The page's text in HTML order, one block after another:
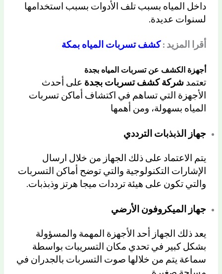
داخل المياه بسبب تلف الأدوات بسبب استخدامها
لسنوات عديدة.
أقرا المزيد :كشف تسربات المياه بمكة
أجهزة الكشف عن تسربات المياه بجدة
تعتمدشركة كشف تسربات بجدة على أحدث
الأجهزة التي تساهم في اكتشاف أماكن تسربات
المياه بسهولة، ومن أهمها
جهاز الذبذبات الترددي
يتم الاعتماد على ذلك الجهاز من خلال ارسال
الإشارات التكنولوجية والتي توضح أماكن التسربات
والتي تكون على هيئة ترددات ميجا هرتز وذبذبات.
جهاز الميكروفون الأرضي
يعد ذلك الجهاز أحد الأجهزة المهمة والمسؤولة
بشكل كبير في تحدي مكان التسريبات بواسطة
سماعة يتم من خلالها صوت التسربات بالجدران في